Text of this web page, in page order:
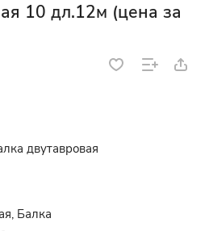
10 дл.12м (цена за
двутавровая
Балка